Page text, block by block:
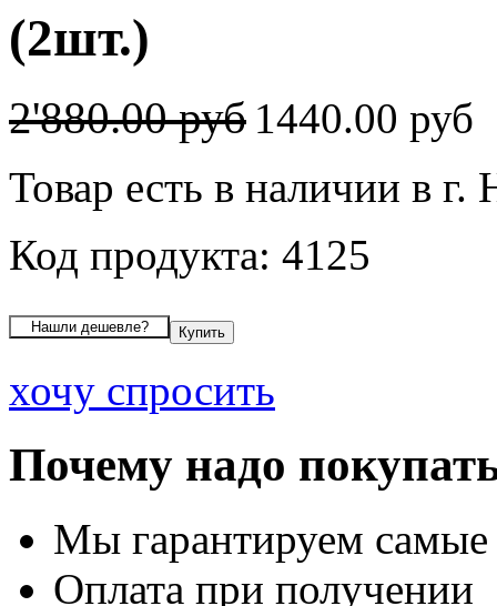
(2шт.)
2'880.00 руб 1440.00 руб
Товар есть в наличии в
Код продукта: 4125
хочу спросить
Почему надо
Мы гарантируем
Оплата при получении